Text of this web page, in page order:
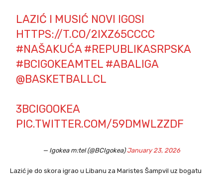
LAZIĆ I MUSIĆ NOVI IGOSI
HTTPS://T.CO/2IXZ65CCCC
#NAŠAKUĆA #REPUBLIKASRPSKA
#BCIGOKEAMTEL #ABALIGA
@BASKETBALLCL
3BCIGOOKEA
PIC.TWITTER.COM/59DMWLZZDF
— Igokea m:tel (@BCIgokea)January 23, 2026
Lazić je do skora igrao u Libanu za Maristes Šampvil uz bogatu